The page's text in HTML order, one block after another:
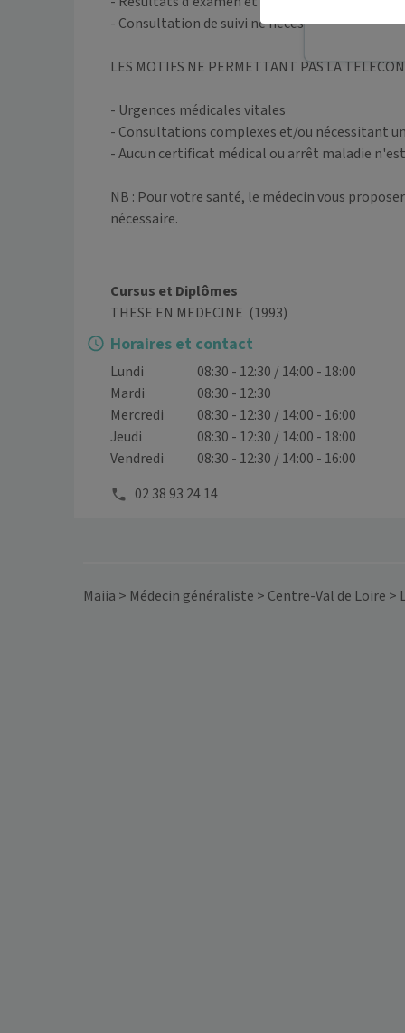
- Consultation de suivi ne nécessitant pas
LES MOTIFS NE PERMETTANT PAS LA
- Urgences médicales vitales
- Consultations complexes et/ou nécessitant
- Aucun certificat médical ou arrêt maladie
NB : Pour votre santé, le médecin vous
nécessaire.
Cursus et Diplômes
THESE EN MEDECINE (1993)
Horaires et contact
Lundi
08:30 - 12:30 / 14:00 - 18:00
Mardi
08:30 - 12:30
Mercredi
08:30 - 12:30 / 14:00 - 16:00
Jeudi
08:30 - 12:30 / 14:00 - 18:00
Vendredi
08:30 - 12:30 / 14:00 - 16:00
02 38 93 24 14
Maiia > Médecin généraliste > Centre-Val de Loire >